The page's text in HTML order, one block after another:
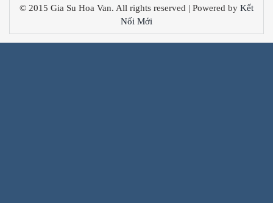
© 2015 Gia Su Hoa Van. All rights reserved | Powered by Kết
Nối Mới